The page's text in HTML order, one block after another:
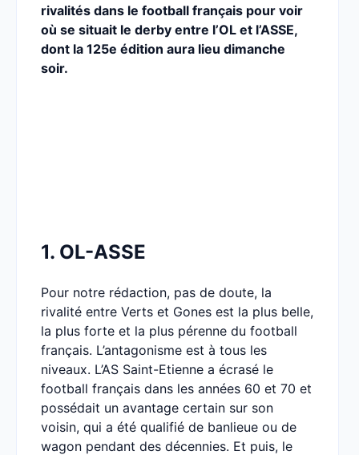
rivalités dans le football français pour voir
où se situait le derby entre l’OL et l’ASSE,
dont la 125e édition aura lieu dimanche
soir.
1. OL-ASSE
Pour notre rédaction, pas de doute, la
rivalité entre Verts et Gones est la plus belle,
la plus forte et la plus pérenne du football
français. L’antagonisme est à tous les
niveaux. L’AS Saint-Etienne a écrasé le
football français dans les années 60 et 70 et
possédait un avantage certain sur son
voisin, qui a été qualifié de banlieue ou de
wagon pendant des décennies. Et puis, le